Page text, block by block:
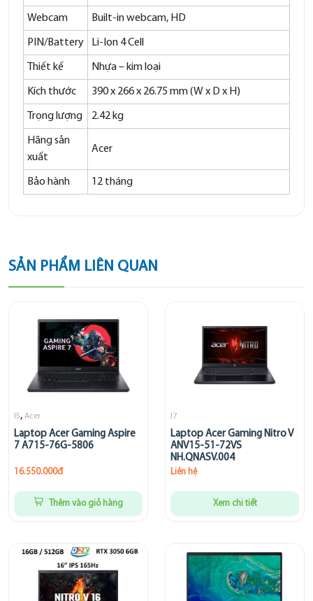
Webcam Built-in webcam, HD
PIN/Battery Li-Ion 4 Cell
Thiết kế Nhựa – kim loại
Kích thước 390 x 266 x 26.75 mm (W x D x H)
Trọng lượng 2.42 kg
Hãng sản
xuất
Acer
Bảo hành 12 tháng
SẢN PHẨM LIÊN QUAN
I5, Acer
Laptop Acer Gaming Aspire
7 A715-76G-5806
16.550.000đ
Thêm vào giỏ hàng
I7
Laptop Acer Gaming Nitro V
ANV15-51-72VS
NH.QNASV.004
Liên hệ
Xem chi tiết